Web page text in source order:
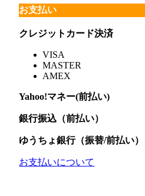
お支払い
クレジットカード決済
VISA
MASTER
AMEX
Yahoo!マネー(前払い)
銀行振込（前払い）
ゆうちょ銀行（振替/前払い）
お支払いについて